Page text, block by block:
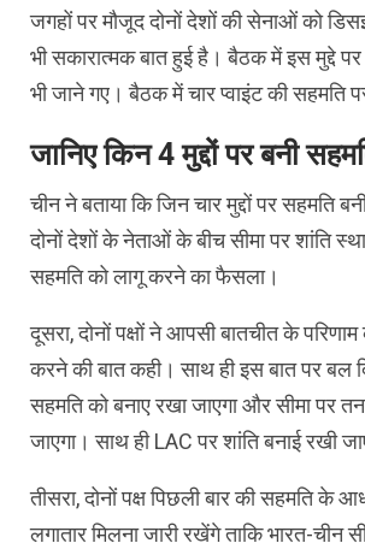
जगहों पर मौजूद दोनों देशों की सेनाओं को
भी सकारात्मक बात हुई है। बैठक में इस मुद्दे
भी जाने गए। बैठक में चार प्वाइंट की सहमति
जानिए किन 4 मुद्दों पर बनी
चीन ने बताया कि जिन चार मुद्दों पर सहमति
दोनों देशों के नेताओं के बीच सीमा पर शांति
सहमति को लागू करने का फैसला।
दूसरा, दोनों पक्षों ने आपसी बातचीत के
करने की बात कही। साथ ही इस बात पर बल
सहमति को बनाए रखा जाएगा और सीमा पर
जाएगा। साथ ही LAC पर शांति बनाई रखी
तीसरा, दोनों पक्ष पिछली बार की सहमति के
लगातार मिलना जारी रखेंगे ताकि भारत-चीन